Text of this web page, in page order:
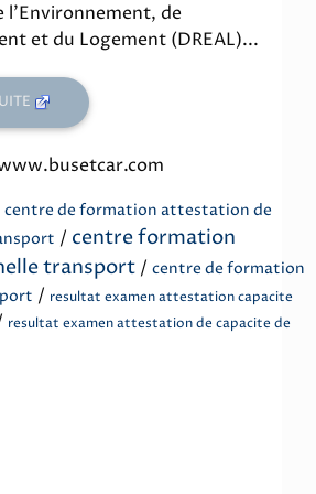
l'Environnement, de
et du Logement (DREAL)...
centre de formation attestation de
/ centre formation
transport / centre de formation
/ resultat examen attestation capacite
resultat examen attestation de capacite de